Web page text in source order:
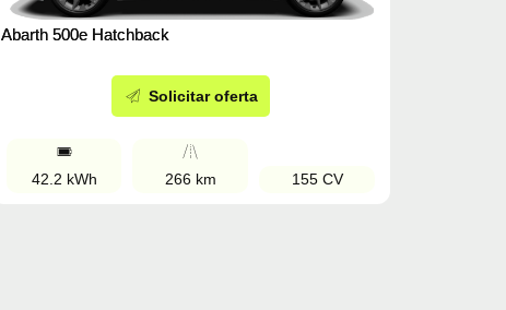
Abarth 500e Hatchback
Solicitar oferta
42.2 kWh 266 km 155 CV